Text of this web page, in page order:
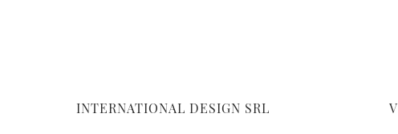
INTERNATIONAL DESIGN SRL